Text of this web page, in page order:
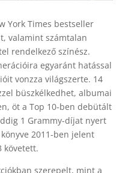
York Times bestseller
valamint számtalan
rendelkező színész.
egyaránt hatással
vonzza világszerte. 14
büszkélkedhet, albumai
öt a Top 10-ben debütált
1 Grammy-díjat nyert
2011-ben jelent
követett.
szerepelt, mint a